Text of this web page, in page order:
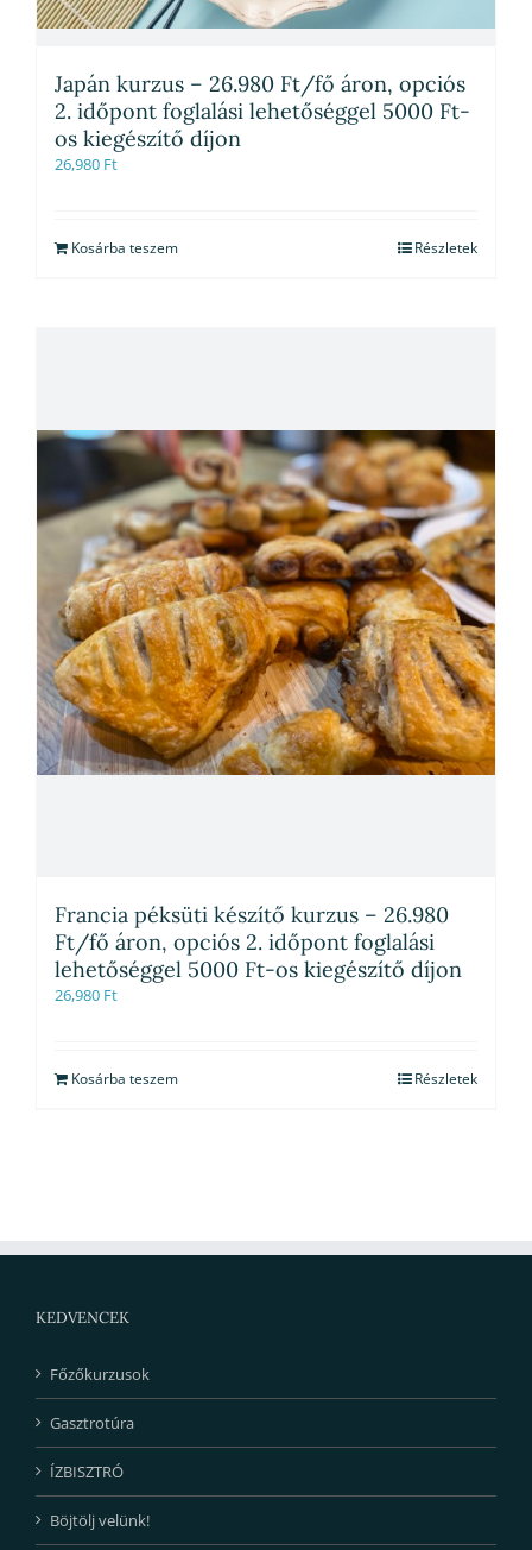
Japán kurzus – 26.980 Ft/fő áron, opciós
2. időpont foglalási lehetőséggel 5000 Ft-
os kiegészítő díjon
26,980 Ft
Kosárba teszem Részletek
Francia péksüti készítő kurzus – 26.980
Ft/fő áron, opciós 2. időpont foglalási
lehetőséggel 5000 Ft-os kiegészítő díjon
26,980 Ft
Kosárba teszem Részletek
KEDVENCEK
Főzőkurzusok
Gasztrotúra
ÍZBISZTRÓ
Böjtölj velünk!